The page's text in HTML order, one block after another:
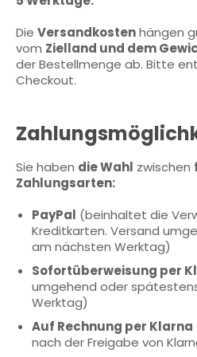
Die Versandkostenhängen
vom Zielland und dem
der Bestellmenge ab. Bitte
Checkout.
Sie haben die Wahl zwischen
Zahlungsarten:
PayPal (beinhaltet die
Kreditkarten. Versand
am nächsten Werktag)
Sofortüberweisung per
umgehend oder
Werktag)
Auf Rechnung per Klarna
nach der Freigabe von